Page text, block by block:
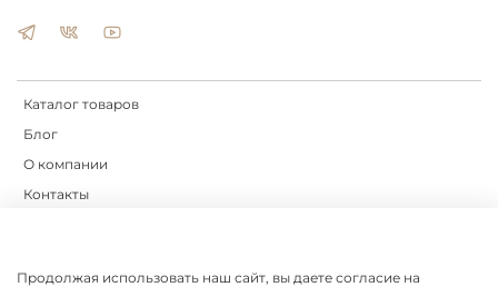
Каталог товаров
Блог
О компании
Контакты
Продолжая использовать наш сайт, вы даете согласие на